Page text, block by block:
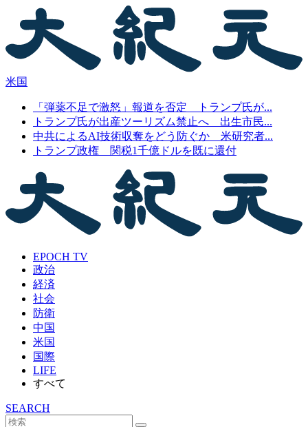
米国
「弾薬不足で激怒」報道を否定 トランプ氏が...
トランプ氏が出産ツーリズム禁止へ 出生市民...
中共によるAI技術収奪をどう防ぐか 米研究者...
トランプ政権 関税1千億ドルを既に還付
EPOCH TV
政治
経済
社会
防衛
中国
米国
国際
LIFE
すべて
SEARCH